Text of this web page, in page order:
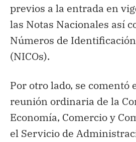
previos a la entrada en
las Notas Nacionales así
Números de
(NICOs).
Por otro lado, se comentó
reunión ordinaria de la
Economía, Comercio y
el Servicio de